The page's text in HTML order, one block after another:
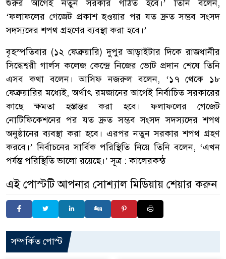
শুরুর আগেই নতুন সরকার গঠিত হবে।’ তিনি বলেন,
‘ফলাফলের গেজেট প্রকাশ হওয়ার পর যত দ্রুত সম্ভব সংসদ
সদস্যদের শপথ গ্রহণের ব্যবস্থা করা হবে।’
বৃহস্পতিবার (১২ ফেব্রুয়ারি) দুপুর আড়াইটার দিকে রাজধানীর
সিদ্ধেশ্বরী গার্লস কলেজ কেন্দ্রে নিজের ভোট প্রদান শেষে তিনি
এসব কথা বলেন। আসিফ নজরুল বলেন, ‘১৭ থেকে ১৮
ফেব্রুয়ারির মধ্যেই, অর্থাৎ রমজানের আগেই নির্বাচিত সরকারের
কাছে ক্ষমতা হস্তান্তর করা হবে। ফলাফলের গেজেট
নোটিফিকেশনের পর যত দ্রুত সম্ভব সংসদ সদস্যদের শপথ
অনুষ্ঠানের ব্যবস্থা করা হবে। এরপর নতুন সরকার শপথ গ্রহণ
করবে।’ নির্বাচনের সার্বিক পরিস্থিতি নিয়ে তিনি বলেন, ‘এখন
পর্যন্ত পরিস্থিতি ভালো রয়েছে।’ সূত্র : কালেরকন্ঠ
এই পোস্টটি আপনার সোশ্যাল মিডিয়ায় শেয়ার করুন
সম্পর্কিত পোস্ট